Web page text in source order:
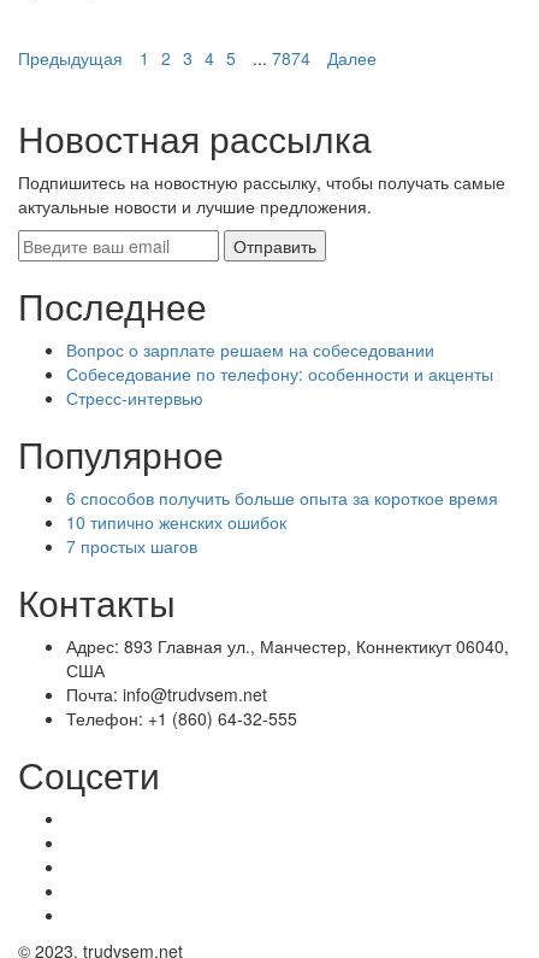
Предыдущая 1 2 3 4 5 ... 7874 Далее
Новостная рассылка
Подпишитесь на новостную рассылку, чтобы получать самые
актуальные новости и лучшие предложения.
Последнее
Вопрос о зарплате решаем на собеседовании
Собеседование по телефону: особенности и акценты
Стресс-интервью
Популярное
6 способов получить больше опыта за короткое время
10 типично женских ошибок
7 простых шагов
Контакты
Адрес: 893 Главная ул., Манчестер, Коннектикут 06040,
США
Почта: info@trudvsem.net
Телефон: +1 (860) 64-32-555
Соцсети
© 2023. trudvsem.net